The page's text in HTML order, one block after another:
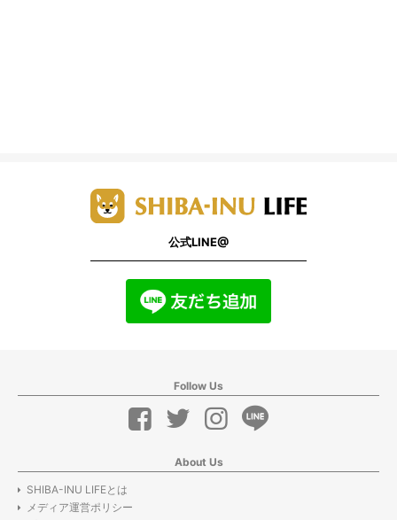
公式LINE@
Follow Us
About Us
SHIBA-INU LIFEとは
メディア運営ポリシー